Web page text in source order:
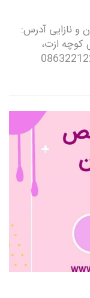
و نازایی آدرس:
کوچه ازت،
تخصصی قدس تلفن: 08632212229